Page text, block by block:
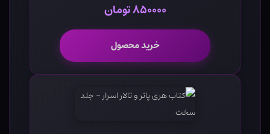
۸۵۰۰۰۰ تومان
خرید محصول